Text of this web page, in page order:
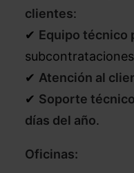
clientes:
✔ Equipo técnico
✔ Atención al
✔ Soporte
días del año.
Oficinas: